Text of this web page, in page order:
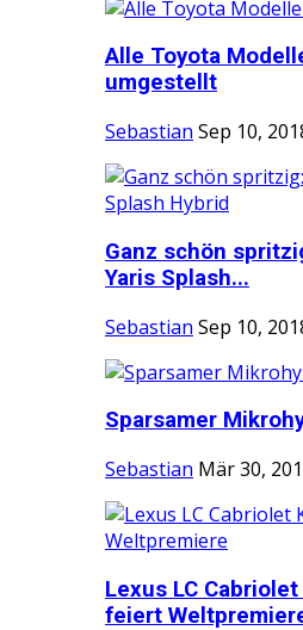
Alle Toyota
umgestellt
Sebastian Sep 10,
Ganz schön
Yaris Splash...
Sebastian Sep 10,
Sparsamer
Sebastian Mär 30,
Lexus LC
feiert